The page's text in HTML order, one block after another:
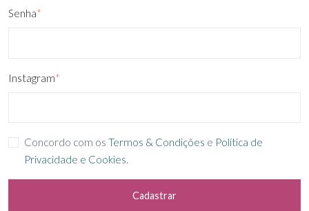
Senha*
Instagram*
Concordo com os Termos & Condições e Política de
Privacidade e Cookies.
Cadastrar